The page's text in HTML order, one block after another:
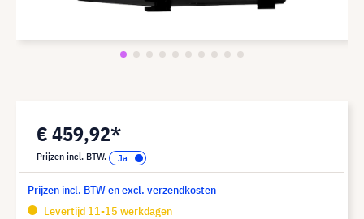
€ 459,92*
Prijzen incl. BTW.
Prijzen incl. BTW en excl. verzendkosten
Levertijd 11-15 werkdagen